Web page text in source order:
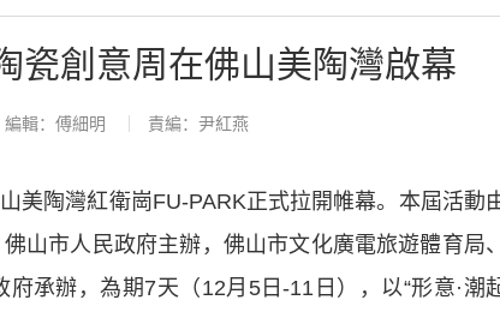
瓷創意周在佛山美陶灣啟幕
編輯：傅細明 責編：尹紅燕
陶灣紅衛崗FU-PARK正式拉開帷幕。本屆活動
山市人民政府主辦，佛山市文化廣電旅遊體育局
承辦，為期7天（12月5日-11日），以“形意·潮